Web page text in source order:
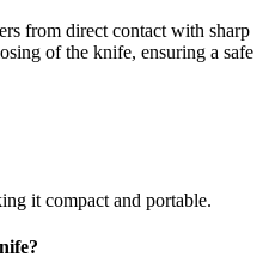
from direct contact with sharp
of the knife, ensuring a safe
it compact and portable.